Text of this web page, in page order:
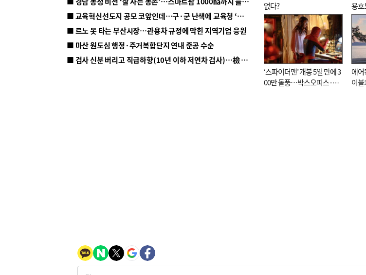
■ 교육혁신선도지 공모 코앞인데…구·군 난색에 교육청 ‘쩔쩔’
■ 르노 못 타는 부산시장…관용차 규정에 막힌 지역기업 응원
■ 마산 원도심 행정·주거복합단지 연내 준공 수순
■ 검사 신분 버리고 직급하향(10년 이하 저연차 검사)…檢 중수청행 기피
없다?
용호
‘스파이더맨’ 개봉 5일 만에 3
00만 돌풍…박스오피스·예
에
이